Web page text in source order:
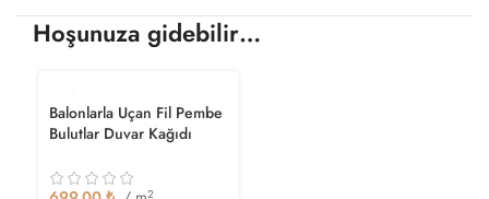
Hoşunuza gidebilir…
Balonlarla Uçan Fil Pembe
Bulutlar Duvar Kağıdı
2